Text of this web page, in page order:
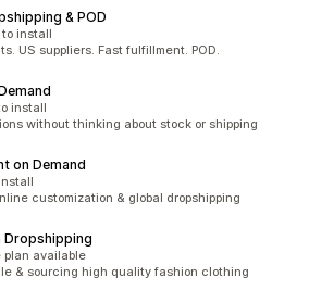
& POD
to install
US suppliers. Fast fulfillment. POD.
install
without thinking about stock or shipping
on Demand
customization & global dropshipping
Dropshipping
plan available
& sourcing high quality fashion clothing